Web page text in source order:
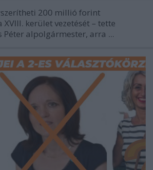
200 millió forint
kerület vezetését – tette
Péter alpolgármester, arra ...